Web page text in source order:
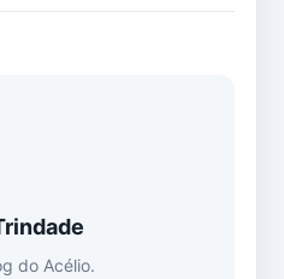
do Acélio.